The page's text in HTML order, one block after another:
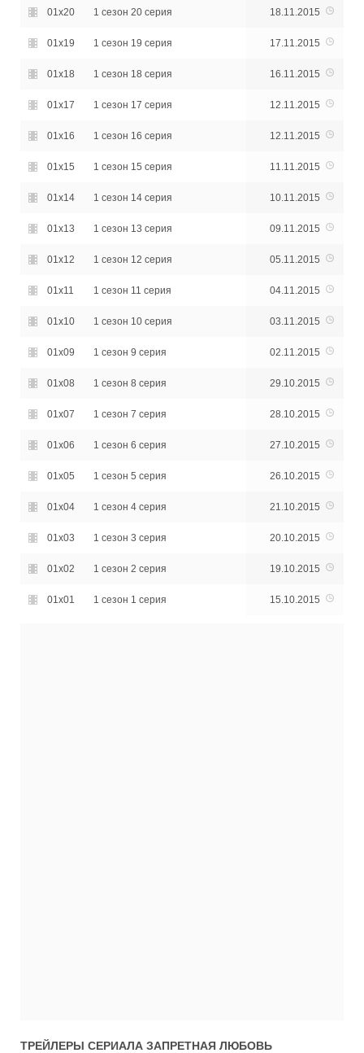
01x20 1 сезон 20 серия 18.11.2015
01x19 1 сезон 19 серия 17.11.2015
01x18 1 сезон 18 серия 16.11.2015
01x17 1 сезон 17 серия 12.11.2015
01x16 1 сезон 16 серия 12.11.2015
01x15 1 сезон 15 серия 11.11.2015
01x14 1 сезон 14 серия 10.11.2015
01x13 1 сезон 13 серия 09.11.2015
01x12 1 сезон 12 серия 05.11.2015
01x11 1 сезон 11 серия 04.11.2015
01x10 1 сезон 10 серия 03.11.2015
01x09 1 сезон 9 серия 02.11.2015
01x08 1 сезон 8 серия 29.10.2015
01x07 1 сезон 7 серия 28.10.2015
01x06 1 сезон 6 серия 27.10.2015
01x05 1 сезон 5 серия 26.10.2015
01x04 1 сезон 4 серия 21.10.2015
01x03 1 сезон 3 серия 20.10.2015
01x02 1 сезон 2 серия 19.10.2015
01x01 1 сезон 1 серия 15.10.2015
ТРЕЙЛЕРЫ СЕРИАЛА ЗАПРЕТНАЯ ЛЮБОВЬ